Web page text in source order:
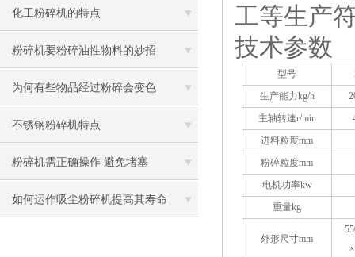
化工粉碎机的特点
粉碎机要粉碎油性物料的妙招
为何有些物品经过粉碎会变色
不锈钢粉碎机特点
粉碎机需正确操作 避免堵塞
如何运作吸尘粉碎机提高其寿命
工等生产
技术参数
型号
生产能力kg/h
主轴转速r/min
进料粒度mm
粉碎粒度mm
电机功率kw
重量kg
外形尺寸mm